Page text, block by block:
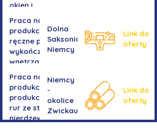
okien i
Praca na
produkcji -
ręczne prace
wykończeniowe
wnętrza aut
Dolna
Saksonia,
Niemcy
Link do
oferty
Praca na
produkcji-
produkcja
rur ze stali
nierdzewnej
Niemcy
-
okolice
Zwickau
Link do
oferty